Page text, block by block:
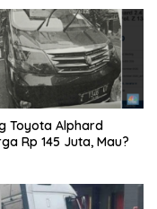
Toyota Alphard
Rp 145 Juta, Mau?